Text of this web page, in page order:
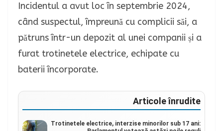
Incidentul a avut loc în septembrie 2024,
când suspectul, împreună cu complicii săi, a
pătruns într-un depozit al unei companii și a
furat trotinetele electrice, echipate cu
baterii încorporate.
Articole înrudite
Trotinetele electrice, interzise minorilor sub 17 ani: